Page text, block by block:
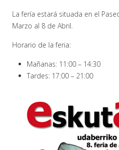
La fería estará situada en el
Marzo al 8 de Abril.
Horario de la feria:
Mañanas: 11:00 – 14:30
Tardes: 17:00 – 21:00